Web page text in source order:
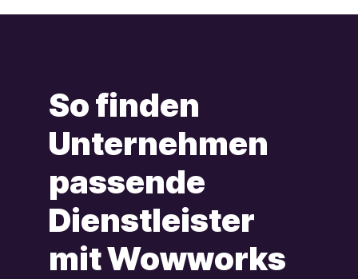
So finden
Unternehmen
passende
Dienstleister
mit Wowworks